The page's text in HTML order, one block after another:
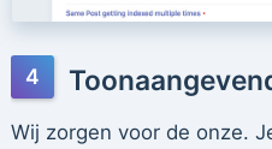
Wij zorgen voor de onze.